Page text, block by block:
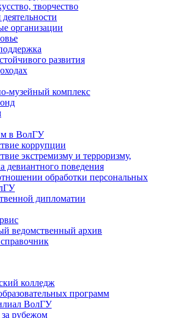
творчество
организации
развития
музейный комплекс
в ВолГУ
коррупции
экстремизму и терроризму,
девиантного поведения
обработки персональных
дипломатии
ведомственный архив
колледж
программ
ВолГУ
рубежом